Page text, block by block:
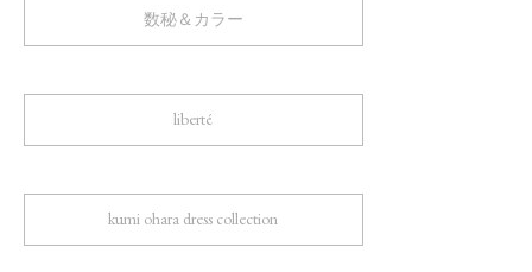
数秘＆カラー
liberté
kumi ohara dress collection